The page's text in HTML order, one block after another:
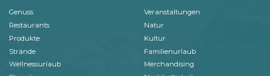
Genuss
Restaurants
Produkte
Strände
Wellnessurlaub
Veranstaltungen
Natur
Kultur
Familienurlaub
Merchandising